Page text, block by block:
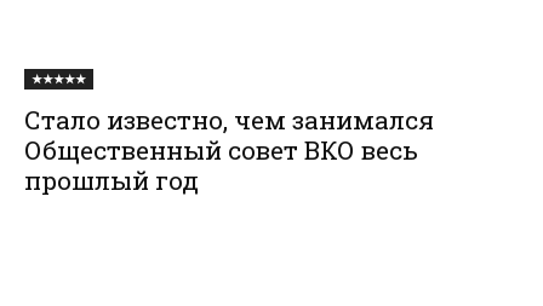
★★★★★
Стало известно, чем занимался
Общественный совет ВКО весь
прошлый год